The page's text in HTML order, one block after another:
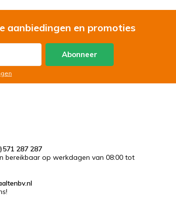
aanbiedingen en promoties
Abonneer
287 287
bereikbaar op werkdagen van 08:00 tot